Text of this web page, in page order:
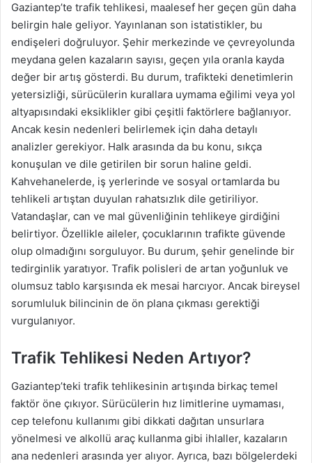
Gaziantep’te trafik tehlikesi, maalesef her geçen gün daha
belirgin hale geliyor. Yayınlanan son istatistikler, bu
endişeleri doğruluyor. Şehir merkezinde ve çevreyolunda
meydana gelen kazaların sayısı, geçen yıla oranla kayda
değer bir artış gösterdi. Bu durum, trafikteki denetimlerin
yetersizliği, sürücülerin kurallara uymama eğilimi veya yol
altyapısındaki eksiklikler gibi çeşitli faktörlere bağlanıyor.
Ancak kesin nedenleri belirlemek için daha detaylı
analizler gerekiyor. Halk arasında da bu konu, sıkça
konuşulan ve dile getirilen bir sorun haline geldi.
Kahvehanelerde, iş yerlerinde ve sosyal ortamlarda bu
tehlikeli artıştan duyulan rahatsızlık dile getiriliyor.
Vatandaşlar, can ve mal güvenliğinin tehlikeye girdiğini
belirtiyor. Özellikle aileler, çocuklarının trafikte güvende
olup olmadığını sorguluyor. Bu durum, şehir genelinde bir
tedirginlik yaratıyor. Trafik polisleri de artan yoğunluk ve
olumsuz tablo karşısında ek mesai harcıyor. Ancak bireysel
sorumluluk bilincinin de ön plana çıkması gerektiği
vurgulanıyor.
Trafik Tehlikesi Neden Artıyor?
Gaziantep’teki trafik tehlikesinin artışında birkaç temel
faktör öne çıkıyor. Sürücülerin hız limitlerine uymaması,
cep telefonu kullanımı gibi dikkati dağıtan unsurlara
yönelmesi ve alkollü araç kullanma gibi ihlaller, kazaların
ana nedenleri arasında yer alıyor. Ayrıca, bazı bölgelerdeki